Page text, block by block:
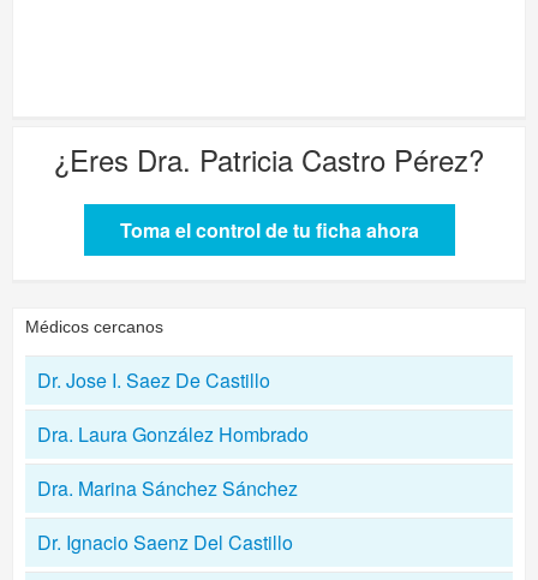
¿Eres Dra. Patricia Castro Pérez?
Toma el control de tu ficha ahora
Médicos cercanos
Dr. Jose I. Saez De Castillo
Dra. Laura González Hombrado
Dra. Marina Sánchez Sánchez
Dr. Ignacio Saenz Del Castillo